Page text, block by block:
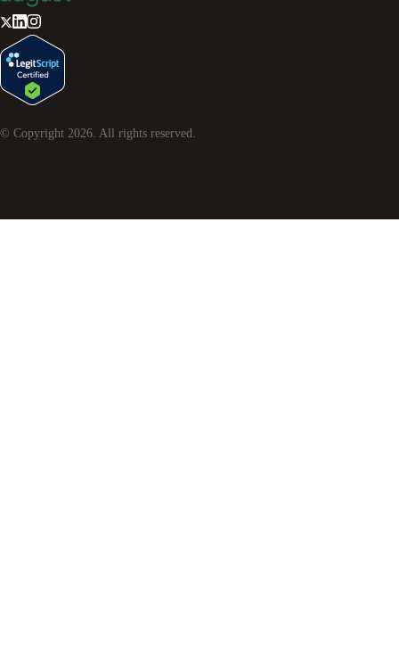
© Copyright 2026 . All rights reserved.